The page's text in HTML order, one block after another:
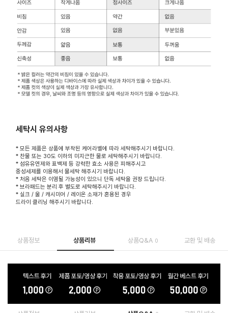
세탁시 유의사항
* 모든 제품은 상품에 부착된 케어라벨에 따라 세탁해주시기 바랍니다.
* 찬물 또는 30도 이하의 미지근한 물로 세탁해주시기 바랍니다.
* 섬유유연제와 표백제 등 강력한 효소 사용은 피해주시고
중성세제를 이용해서 물세탁 해주시기 바랍니다.
* 처음 세탁은 이염될 가능성이 있으니 단독 세탁을 권장 드립니다.
* 브라패드는 분리 후 별도로 세탁해주시기 바랍니다.
* 실크 / 울 / 캐시미어 / 레이온 소재가 혼용된 경우
드라이 클리닝 해주시기 바랍니다.
상품정보 상품리뷰 상품Q&A 0 교환 및 배송